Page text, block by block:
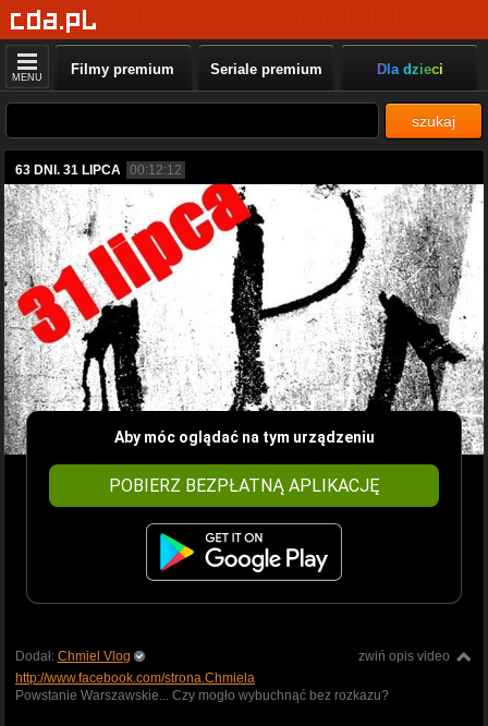
MENU Filmy premium Seriale premium Dla dzieci
szukaj
63 DNI. 31 LIPCA 00:12:12
Aby móc oglądać na tym urządzeniu
POBIERZ BEZPŁATNĄ APLIKACJĘ
zwiń opis video
Dodał: Chmiel Vlog
http://www.facebook.com/strona.Chmiela
Powstanie Warszawskie... Czy mogło wybuchnąć bez rozkazu?